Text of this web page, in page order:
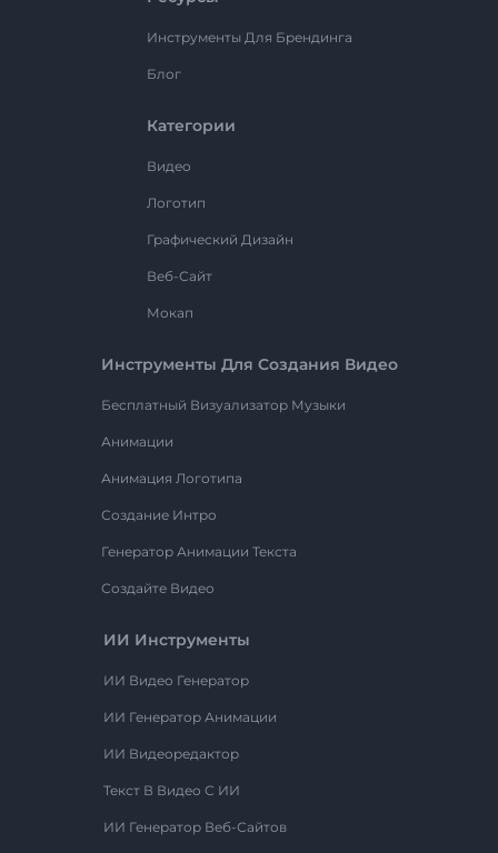
Инструменты Для Брендинга
Блог
Категории
Видео
Логотип
Графический Дизайн
Веб-Сайт
Мокап
Инструменты Для Создания Видео
Бесплатный Визуализатор Музыки
Анимации
Анимация Логотипа
Создание Интро
Генератор Анимации Текста
Создайте Видео
ИИ Инструменты
ИИ Видео Генератор
ИИ Генератор Анимации
ИИ Видеоредактор
Текст В Видео С ИИ
ИИ Генератор Веб-Сайтов